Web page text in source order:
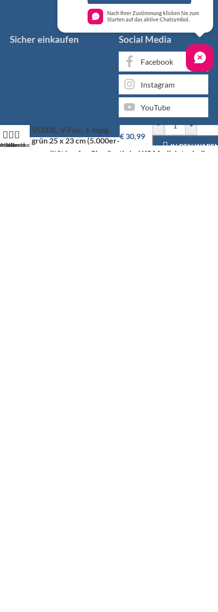
Sicher einkaufen Social Media
Facebook
Instagram
YouTube
Markenqualität kaufen Sie günstig bei KS Medizintechnik
Konto
Warenkorb
VERDE, V-Falz, 1-lagig,
grün 25 x 23 cm (5.000er-
Pack)
€ 30,99
- +
IN DEN
Nach Ihrer Zustimmung klicken Sie zum
Starten auf das aktive Chatsymbol.